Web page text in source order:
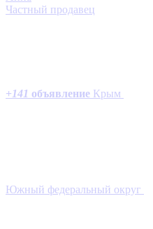
Частный продавец
+141 объявление Крым
Южный федеральный округ